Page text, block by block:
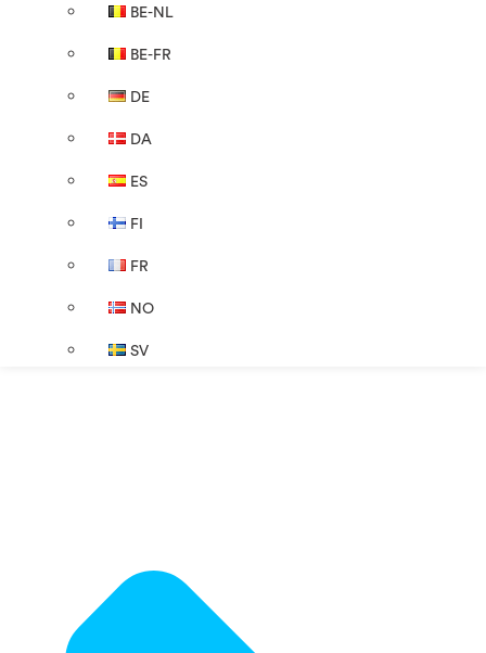
BE-NL
BE-FR
DE
DA
ES
FI
FR
NO
SV